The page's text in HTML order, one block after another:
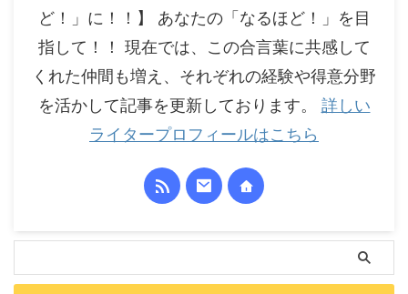
ど！」に！！】 あなたの「なるほど！」を目
指して！！ 現在では、この合言葉に共感して
くれた仲間も増え、それぞれの経験や得意分野
を活かして記事を更新しております。 詳しい
ライタープロフィールはこちら